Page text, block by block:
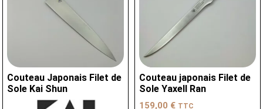
Couteau Japonais Filet de
Sole Kai Shun
Couteau japonais Filet de
Sole Yaxell Ran
159,00 € TTC